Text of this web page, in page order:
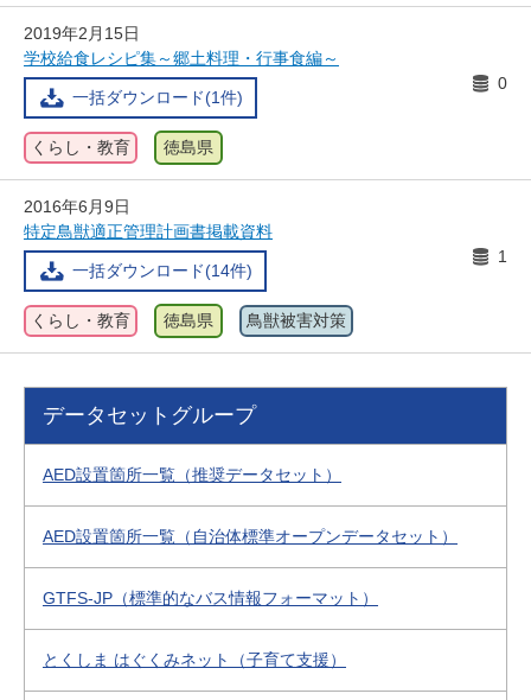
2019年2月15日
学校給食レシピ集～郷土料理・行事食編～
一括ダウンロード(1件)
0
くらし・教育 徳島県
2016年6月9日
特定鳥獣適正管理計画書掲載資料
一括ダウンロード(14件)
1
くらし・教育 徳島県 鳥獣被害対策
データセットグループ
AED設置箇所一覧（推奨データセット）
AED設置箇所一覧（自治体標準オープンデータセット）
GTFS-JP（標準的なバス情報フォーマット）
とくしま はぐくみネット（子育て支援）